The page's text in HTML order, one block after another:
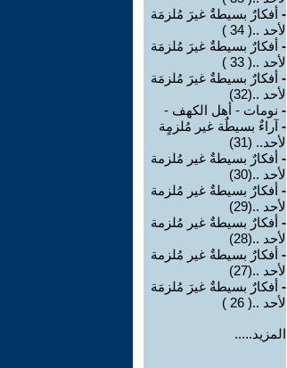
- أفكارٌ بسيطةٌ غيرَ مُلزمَة
لأحد ..( 34 )
- أفكارٌ بسيطةٌ غيرَ مُلزمَة
لأحد ..( 33 )
- أفكارٌ بسيطةٌ غيرَ مُلزمَة
لأحد ..(32)
- نومات - أهل الكهف -
- آراءٌ بسيطٌة غير مُلزمٍة
لأحد.. (31)
- أفكارٌ بسيطةٌ غير مُلزمة
لأحد ..(30)
- أفكارٌ بسيطةٌ غير مُلزمة
لأحد ..(29)
- أفكارٌ بسيطةٌ غير مُلزمة
لأحد ..(28)
- أفكارٌ بسيطةٌ غير مُلزمة
لأحد ..(27)
- أفكارٌ بسيطةٌ غيرَ مُلزمَة
لأحد ..( 26 )
المزيد.....